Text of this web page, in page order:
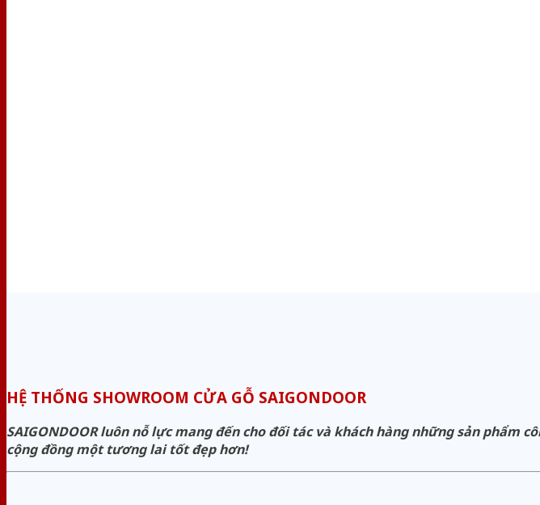
HỆ THỐNG SHOWROOM CỬA GỖ SAIGONDOOR
SAIGONDOOR luôn nỗ lực mang đến cho đối tác và khách hàng những sản phẩm
cộng đồng một tương lai tốt đẹp hơn!